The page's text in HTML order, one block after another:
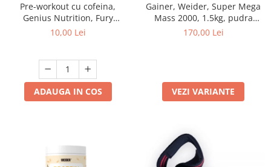
Pre-workout cu cofeina,
Genius Nutrition, Fury
Extreme, Shot de 80ml
10,00 Lei
ADAUGA IN COS
Gainer, Weider, Super Mega
Mass 2000, 1.5kg, pudra
proteica
170,00 Lei
VEZI VARIANTE